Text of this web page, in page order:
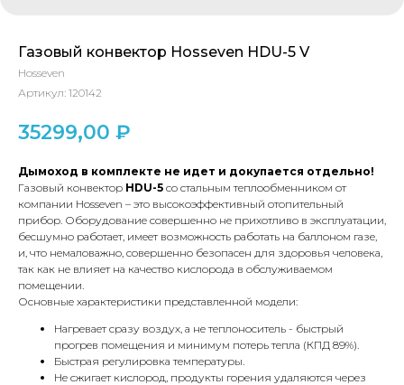
Газовый конвектор Hosseven HDU-5 V
Hosseven
Артикул: 120142
35299,00 ₽
Дымоход в комплекте не идет и докупается отдельно!
Газовый конвектор HDU-5 со стальным теплообменником от
компании Hosseven – это высокоэффективный отопительный
прибор. Оборудование совершенно не прихотливо в эксплуатации,
бесшумно работает, имеет возможность работать на баллоном газе,
и, что немаловажно, совершенно безопасен для здоровья человека,
так как не влияет на качество кислорода в обслуживаемом
помещении.
Основные характеристики представленной модели:
Нагревает сразу воздух, а не теплоноситель - быстрый
прогрев помещения и минимум потерь тепла (КПД 89%).
Быстрая регулировка температуры.
Не сжигает кислород, продукты горения удаляются через